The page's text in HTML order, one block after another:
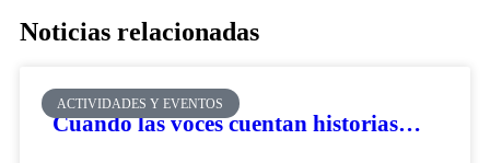
Noticias relacionadas
ACTIVIDADES Y EVENTOS
Cuando las voces cuentan historias…